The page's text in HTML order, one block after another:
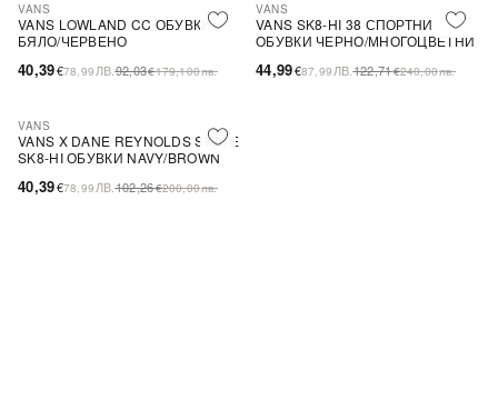
-56%
VANS
VANS LOWLAND CC ОБУВКИ
БЯЛО/ЧЕРВЕНО
40,39€78,99 ЛВ.92,03€179,100лв.
-63%
VANS
VANS SK8-HI 38 СПОРТНИ
ОБУВКИ ЧЕРНО/МНОГОЦВЕТНИ
44,99€87,99 ЛВ.122,71€240,00лв.
-61%
VANS
VANS X DANE REYNOLDS SKATE
SK8-HI ОБУВКИ NAVY/BROWN
40,39€78,99 ЛВ.102,26€200,00лв.